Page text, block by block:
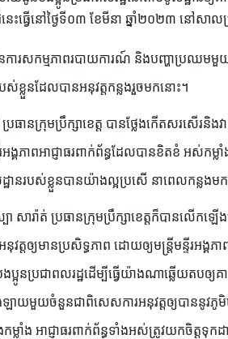
េះធ្វើនៅថ្ងៃទី០៣ ខែមីនា ឆ្នាំ២០២៣ នៅសាលប្
ការសកម្មភាពរបាយការណ៍ និងបញ្ហាប្រឈមមួ
ស់ខ្លួនដែលបានអនុវត្តកន្លងរួចមកនោះ។
ធានក្រុមប្រឹក្សាខេត្ត បានថ្លែងកើតសរសើរនិងវ
អង្គភាព​អាជ្ញាធរពាក់ព័ន្ធដែលបានខិតខំ អស់ក
ឋានរបស់ខ្លួន​បានយ៉ាងល្អប្រសើ នាពេលកន្លងម
បោ សារ៉ាត់ ប្រធានក្រុមប្រឹក្សាខេត្តក៏បានលើ
វត្តឲ្យមានប្រសិទ្ធភាព ដោយឲ្យមន្ត្រីមន្ទីរអង្គភ
នប្រជាពលរដ្ឋដើម្បីធ្វើយ៉ាងណាឆ្លើយតបឲ្យគ
ងឡាយមួយចំនួនជាពិសេសការអនុវត្តឲ្យបាននូវភូ
ម្លាំង អាជ្ញាធរពាក់ព័ន្ធទាំងអស់ត្រូវយកចិត្តទុក